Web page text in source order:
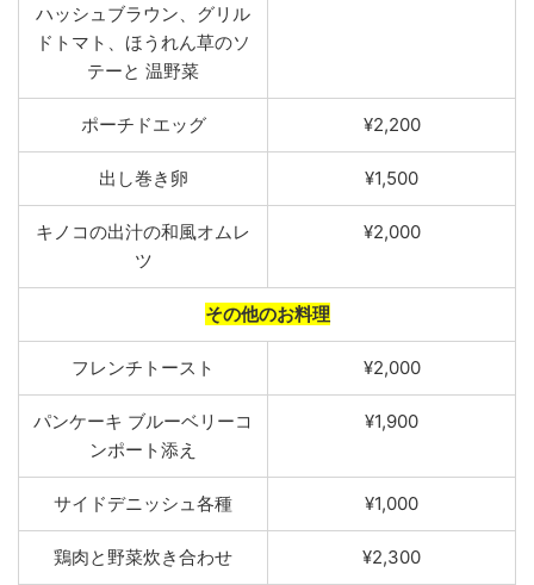
ハッシュブラウン、グリル
ドトマト、ほうれん草のソ
テーと 温野菜
ポーチドエッグ ¥2,200
出し巻き卵 ¥1,500
キノコの出汁の和風オ ムレ
ツ
¥2,000
その他のお料理
フレンチトース ト ¥2,000
パンケーキ ブルーベリーコ
ンポー ト添え
¥1,900
サイドデニッシュ 各種 ¥1,000
鶏肉と野菜炊き合わせ ¥2,300